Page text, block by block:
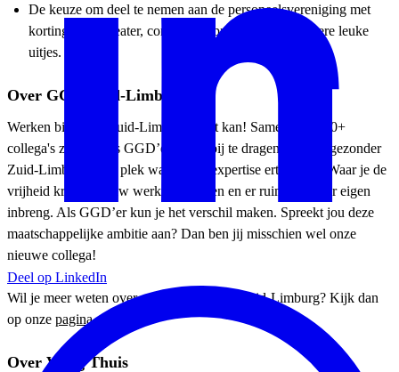
De keuze om deel te nemen aan de personeelsvereniging met
kortingen op theater, concerten, (pret)parken en andere leuke
uitjes.
Over GGD Zuid-Limburg
Werken bij GGD Zuid-Limburg? Dat kan! Samen met 600+
collega's zet je je als GGD’er in om bij te dragen aan een gezonder
Zuid-Limburg. Een plek waar jouw expertise ertoe doet. Waar je de
vrijheid krijgt in jouw werkzaamheden en er ruimte is voor eigen
inbreng. Als GGD’er kun je het verschil maken. Spreekt jou deze
maatschappelijke ambitie aan? Dan ben jij misschien wel onze
nieuwe collega!
Wil je meer weten over werken bij GGD Zuid-Limburg? Kijk dan
op onze pagina.
Over Veilig Thuis
Deel op LinkedIn